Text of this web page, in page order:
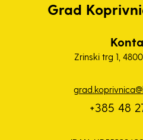
Grad
Zrinski trg 1,
+385 48